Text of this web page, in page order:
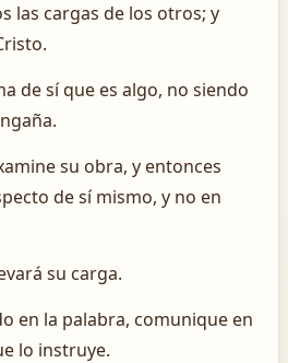
las cargas de los otros; y
de sí que es algo, no siendo
su obra, y entonces
de sí mismo, y no en
su carga.
en la palabra, comunique en
lo instruye.